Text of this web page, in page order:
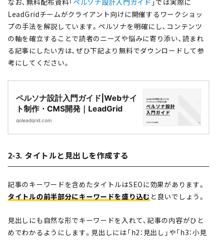
なお、無料配布資料「ペルソナ設計入門ガイド 」では実際に
LeadGridチームがクライアント向けに開催するワークショッ
プの手法を解説しています。ペルソナを明確にし、コンテンツ
の軸を確立することで読者のニーズや悩みに寄り添い、読まれ
る記事にしたい方は、ぜひ下記より無料でダウンロードして参
考にしてください。
ペルソナ設計入門ガイド|Webサイ
ト制作・CMS開発｜LeadGrid
goleadgrid.com
2-3. タイトルと見出しを作成する
記事のキーワードを含めたタイトルはSEOに効果があります。
タイトルの前半部分にキーワードを盛り込むと良いでしょう。
見出しにも自然な形でキーワードを入れて、記事の内容がひと
めでわかるようにします。見出しには「h2：見出し」や「h3：小見